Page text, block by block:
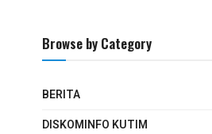
Browse by Category
BERITA
DISKOMINFO KUTIM